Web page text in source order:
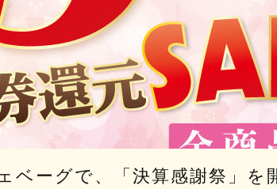
ベーグで、「決算感謝祭」を